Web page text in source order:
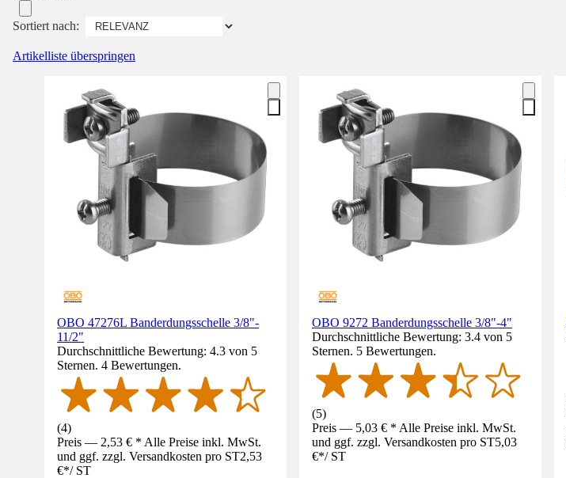
Sortiert nach:
Artikelliste überspringen
OBO 47276L Banderdungsschelle 3/8"-
11/2"
Durchschnittliche Bewertung: 4.3 von 5
Sternen. 4 Bewertungen.
(4)
Preis — 2,53 € * Alle Preise inkl. MwSt.
und ggf. zzgl. Versandkosten pro ST2,53
€*/ ST
OBO 9272 Banderdungsschelle 3/8"-4"
Durchschnittliche Bewertung: 3.4 von 5
Sternen. 5 Bewertungen.
(5)
Preis — 5,03 € * Alle Preise inkl. MwSt.
und ggf. zzgl. Versandkosten pro ST5,03
€*/ ST